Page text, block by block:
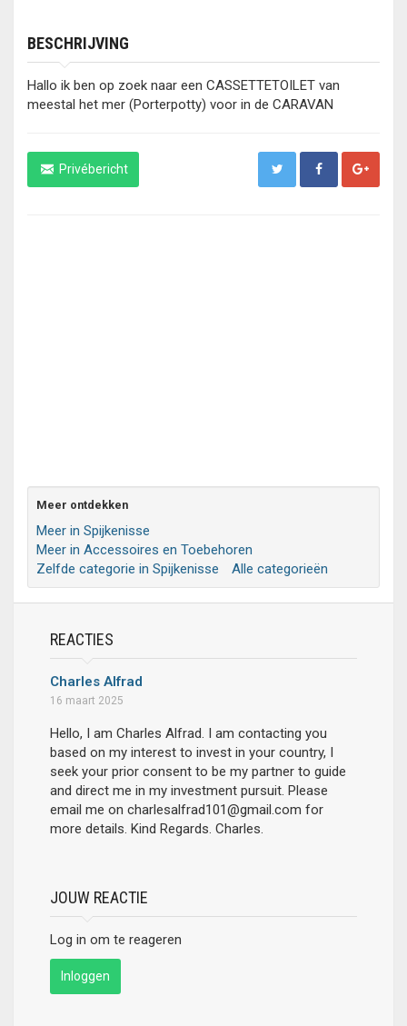
BESCHRIJVING
Hallo ik ben op zoek naar een CASSETTETOILET van
meestal het mer (Porterpotty) voor in de CARAVAN
Privébericht
Meer ontdekken
Meer in Spijkenisse
Meer in Accessoires en Toebehoren
Zelfde categorie in Spijkenisse
Alle categorieën
REACTIES
Charles Alfrad
16 maart 2025
Hello, I am Charles Alfrad. I am contacting you
based on my interest to invest in your country, I
seek your prior consent to be my partner to guide
and direct me in my investment pursuit. Please
email me on charlesalfrad101@gmail.com for
more details. Kind Regards. Charles.
JOUW REACTIE
Log in om te reageren
Inloggen